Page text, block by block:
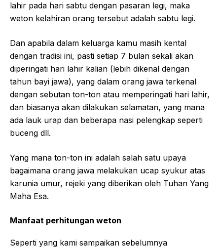
lahir pada hari sabtu dengan pasaran legi, maka
weton kelahiran orang tersebut adalah sabtu legi.
Dan apabila dalam keluarga kamu masih kental
dengan tradisi ini, pasti setiap 7 bulan sekali akan
diperingati hari lahir kalian (lebih dikenal dengan
tahun bayi jawa), yang dalam orang jawa terkenal
dengan sebutan ton-ton atau memperingati hari lahir,
dan biasanya akan dilakukan selamatan, yang mana
ada lauk urap dan beberapa nasi pelengkap seperti
buceng dll.
Yang mana ton-ton ini adalah salah satu upaya
bagaimana orang jawa melakukan ucap syukur atas
karunia umur, rejeki yang diberikan oleh Tuhan Yang
Maha Esa.
Manfaat perhitungan weton
Seperti yang kami sampaikan sebelumnya